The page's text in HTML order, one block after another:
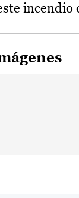
incendio